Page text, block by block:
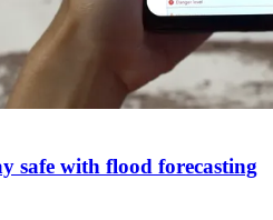
safe with flood forecasting